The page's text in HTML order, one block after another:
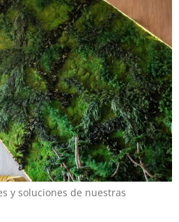
y soluciones de nuestras